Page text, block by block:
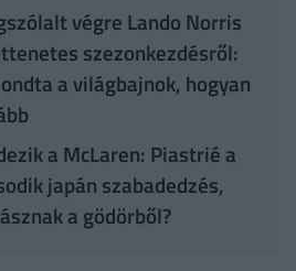
végre Lando Norris
szezonkezdésről:
a világbajnok, hogyan
a McLaren: Piastrié a
japán szabadedzés,
a gödörből?